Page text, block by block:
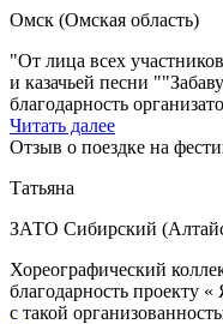
Омск (Омская область)
"От лица всех
и казачьей песни
благодарность
Читать далее
Отзыв о поездке на
Татьяна
ЗАТО Сибирский
Хореографический
благодарность проекту
с такой